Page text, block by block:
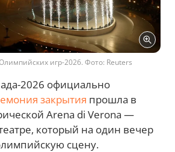
игр-2026. Фото: Reuters
2026 официально
закрытия прошла в
Arena di Verona —
который на один вечер
сцену.